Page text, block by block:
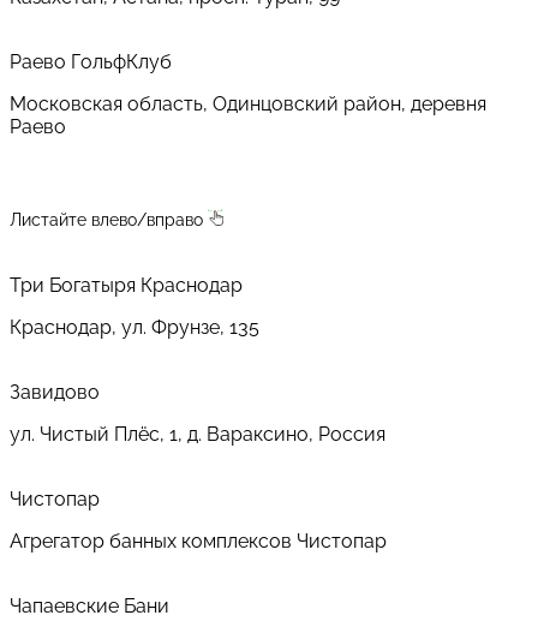
Раево ГольфКлуб
Московская область, Одинцовский район, деревня
Раево
Листайте влево/вправо
Три Богатыря Краснодар
Краснодар, ул. Фрунзе, 135
Завидово
ул. Чистый Плёс, 1, д. Вараксино, Россия
Чистопар
Агрегатор банных комплексов Чистопар
Чапаевские Бани